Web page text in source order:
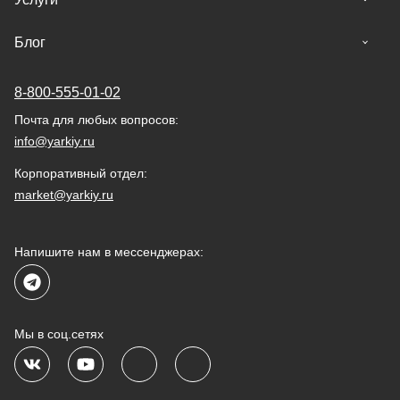
Блог
8-800-555-01-02
Почта для любых вопросов:
info@yarkiy.ru
Корпоративный отдел:
market@yarkiy.ru
Напишите нам в мессенджерах:
Мы в соц.сетях